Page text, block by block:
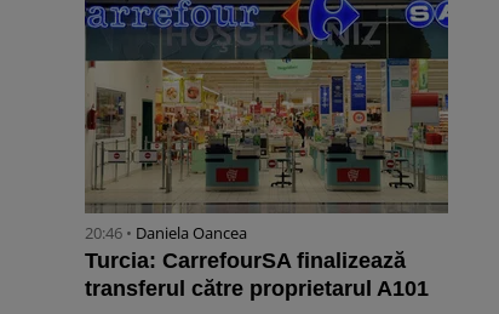
20:46 • Daniela Oancea
Turcia: CarrefourSA finalizează
transferul către proprietarul A101